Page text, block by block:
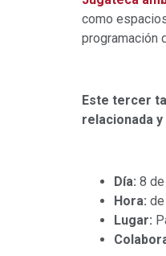
como
programación
Este tercer
relacionada
Día: 8
Hora:
Lugar: